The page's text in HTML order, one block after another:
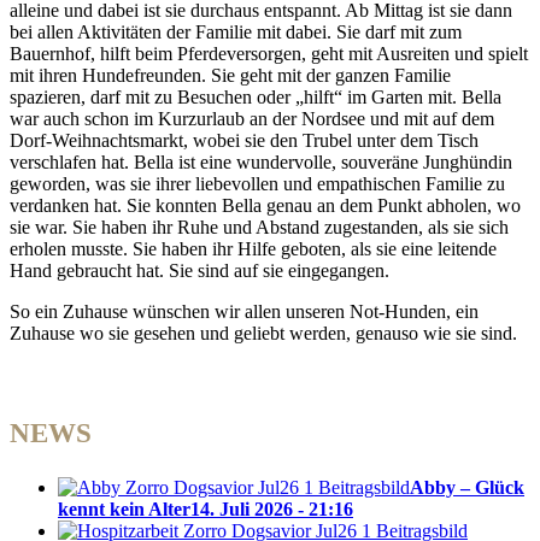
alleine und dabei ist sie durchaus entspannt. Ab Mittag ist sie dann
bei allen Aktivitäten der Familie mit dabei. Sie darf mit zum
Bauernhof, hilft beim Pferdeversorgen, geht mit Ausreiten und spielt
mit ihren Hundefreunden. Sie geht mit der ganzen Familie
spazieren, darf mit zu Besuchen oder „hilft“ im Garten mit. Bella
war auch schon im Kurzurlaub an der Nordsee und mit auf dem
Dorf-Weihnachtsmarkt, wobei sie den Trubel unter dem Tisch
verschlafen hat. Bella ist eine wundervolle, souveräne Junghündin
geworden, was sie ihrer liebevollen und empathischen Familie zu
verdanken hat. Sie konnten Bella genau an dem Punkt abholen, wo
sie war. Sie haben ihr Ruhe und Abstand zugestanden, als sie sich
erholen musste. Sie haben ihr Hilfe geboten, als sie eine leitende
Hand gebraucht hat. Sie sind auf sie eingegangen.
So ein Zuhause wünschen wir allen unseren Not-Hunden, ein
Zuhause wo sie gesehen und geliebt werden, genauso wie sie sind.
NEWS
Abby – Glück
kennt kein Alter14. Juli 2026 - 21:16